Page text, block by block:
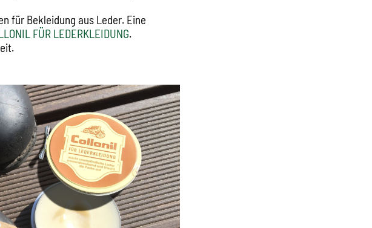
für Bekleidung aus Leder. Eine
FÜR LEDERKLEIDUNG.